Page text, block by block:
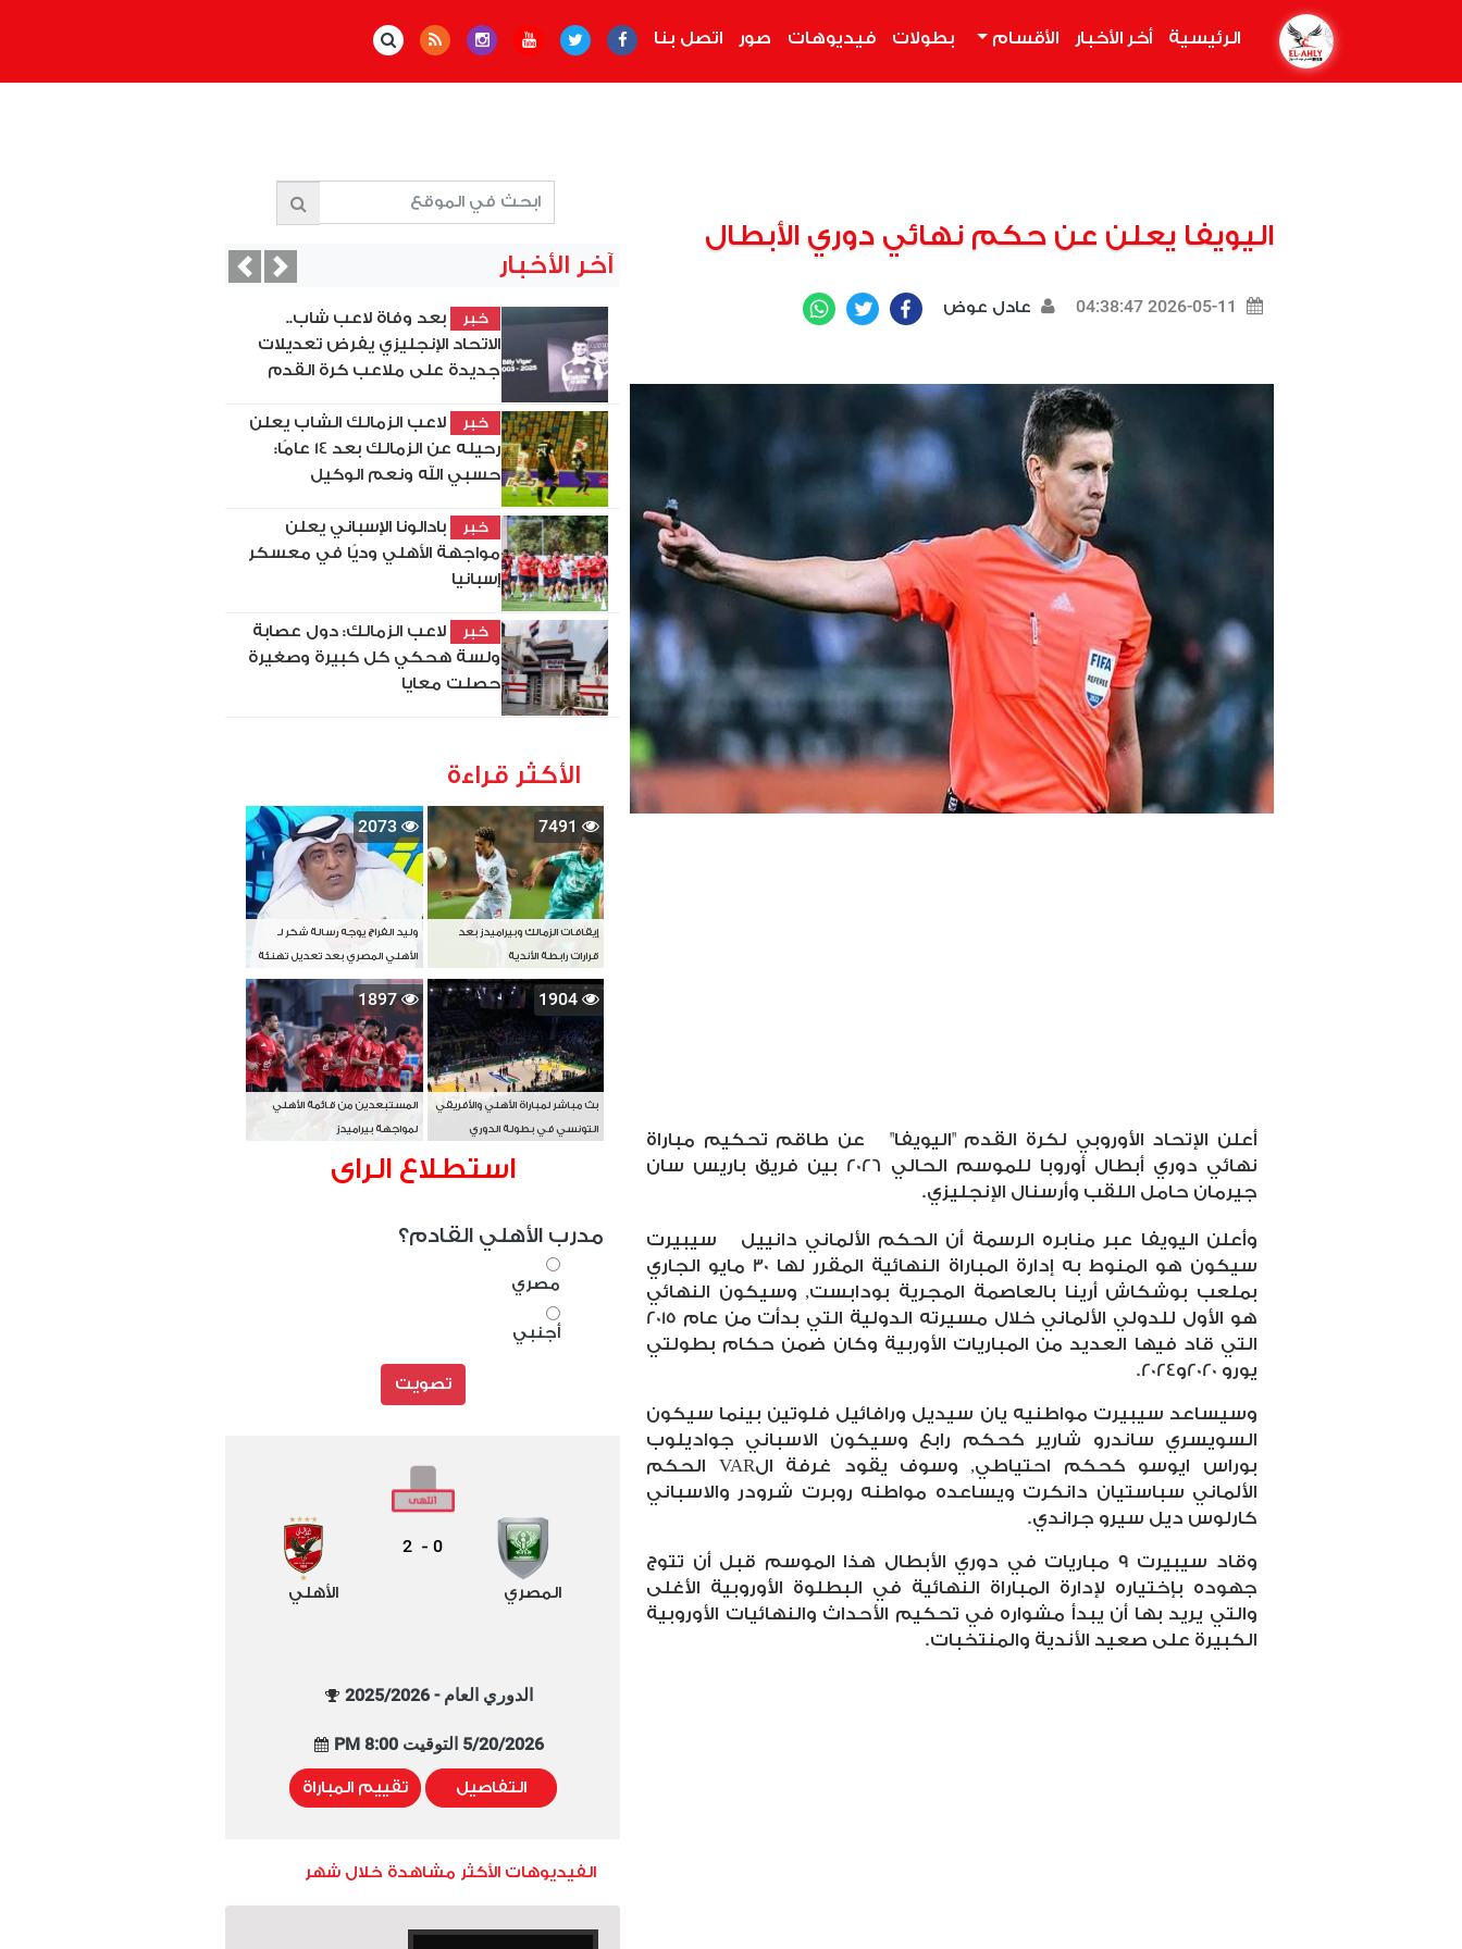
الرئيسية أخر الأخبار الأقسام بطولات فيديوهات صور اتصل بنا
اليويفا يعلن عن حكم نهائي دوري الأبطال
2026-05-11 04:38:47 عادل عوض Facebook
Twitter
أعلن الإتحاد الأوروبي لكرة القدم "اليويفا"
عن طاقم تحكيم مباراة
نهائي دوري أبطال أوروبا للموسم الحالي 2026 بين فريق باريس سان
جيرمان حامل اللقب وأرسنال الإنجليزي.
وأعلن اليويفا عبر منابره الرسمة أن الحكم الألماني دانييل سيبيرت
سيكون هو المنوط به إدارة المباراة النهائية المقرر لها 30 مايو الجاري
بملعب بوشكاش أرينا بالعاصمة المجرية بودابست, وسيكون النهائي
هو الأول للدولي الألماني خلال مسيرته الدولية التي بدأت من عام 2015
التي قاد فيها العديد من المباريات الأوربية وكان ضمن حكام بطولتي
يورو 2020و2024.
وسيساعد سيبيرت مواطنيه يان سيديل ورافائيل فلوتين بينما سيكون
السويسري ساندرو شارير كحكم رابع وسيكون الاسباني جواديلوب
بوراس ايوسو كحكم احتياطي, وسوف يقود غرفة الVAR الحكم
الألماني سباستيان دانكرت ويساعده مواطنه روبرت شرودر والاسباني
كارلوس ديل سيرو جراندي.
وقاد سيبيرت 9 مباريات في دوري الأبطال هذا الموسم قبل أن تتوج
جهوده بإختياره لإدارة المباراة النهائية في البطلوة الأوروبية الأغلى
والتي يريد بها أن يبدأ مشواره في تحكيم الأحداث والنهائيات الأوروبية
الكبيرة على صعيد الأندية والمنتخبات.
آخر الأخبار
خبر
بعد وفاة لاعب شاب..
الاتحاد الإنجليزي يفرض تعديلات
جديدة على ملاعب كرة القدم
خبر
لاعب الزمالك الشاب يعلن
رحيله عن الزمالك بعد 14 عامًا:
حسبي الله ونعم الوكيل
خبر
بادالونا الإسباني يعلن
مواجهة الأهلي وديًا في معسكر
إسبانيا
خبر
لاعب الزمالك: دول عصابة
ولسة هحكي كل كبيرة وصغيرة
حصلت معايا
PreviousNext
الأكثر قراءة
7491
إيقافات الزمالك وبيراميدز بعد
قرارات رابطة الأندية
2073
وليد الفراج يوجه رسالة شكر لـ
الأهلي المصري بعد تعديل تهنئة
بطل آسيا
1904
بث مباشر لمباراة الأهلي والأفريقي
التونسي في بطولة الدوري
1897
المستبعدين من قائمة الأهلي
لمواجهة بيراميدز
استطلاع الراى
مدرب الأهلي القادم؟
مصري
أجنبي
تصويت
المصري
0
-
2
الأهلي
الدوري العام - 2025/2026
5/20/2026 التوقيت 8:00 PM
التفاصيل تقييم المباراة
الفيديوهات الأكثر مشاهدة خلال شهر